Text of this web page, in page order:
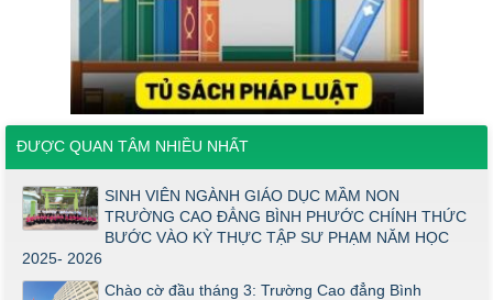
ĐIỂM TỐT NGHIỆP KHỐI Y - DƯỢC NĂM 2026
Thông báo về việc tổ chức thi năng khiếu ngành Giáo dục
Mầm non năm 2026
Thông báo về việc tuyển sinh đợt 2 năm 2026
Thông báo ngưỡng bảo đảm chất lượng đầu vào (điểm sàn)
đối với ngành Giáo dục Mầm non trình độ cao đẳng năm 2026
Điểm thi năng khiếu ngành Giáo dục Mầm Non đợt 1 2026
Thông báo về việc triển khai một số văn bản mới
THÔNG BÁO VỀ VIỆC PHÚC KHẢO ĐIỂM THI TỐT NGHIỆP
KHỐI Y DƯỢC NĂM 2026
ĐƯỢC QUAN TÂM NHIỀU NHẤT
SINH VIÊN NGÀNH GIÁO DỤC MẦM NON
TRƯỜNG CAO ĐẲNG BÌNH PHƯỚC CHÍNH THỨC
BƯỚC VÀO KỲ THỰC TẬP SƯ PHẠM NĂM HỌC
2025- 2026
Chào cờ đầu tháng 3: Trường Cao đẳng Bình